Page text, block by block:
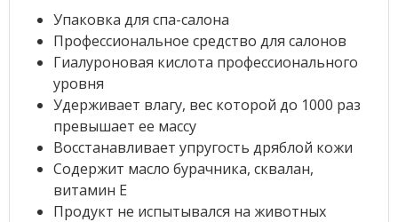
Упаковка для спа-салона
Профессиональное средство для салонов
Гиалуроновая кислота профессионального
уровня
Удерживает влагу, вес которой до 1000 раз
превышает ее массу
Восстанавливает упругость дряблой кожи
Содержит масло бурачника, сквалан,
витамин Е
Продукт не испытывался на животных